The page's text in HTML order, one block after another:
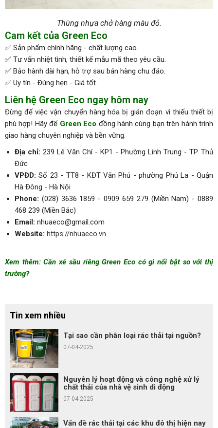
Thùng nhựa chở hàng màu đỏ.
Cam kết của Green Eco
✅ Sản phẩm chính hãng - chất lượng cao.
✅ Tư vấn nhiệt tình, thiết kế mẫu mã theo yêu cầu.
✅ Bảo hành dài hạn, hỗ trợ sau bán hàng chu đáo.
✅ Uy tín - Đúng hẹn - Giá tốt.
Liên hệ Green Eco ngay hôm nay
Đừng để việc vận chuyển hàng hóa bị gián đoạn vì thiếu thiết bị
phù hợp! Hãy để Green Eco đồng hành cùng bạn trên hành trình
giao hàng chuyên nghiệp và bền vững.
Địa chỉ: 239 Lê Văn Chí - KP1 - Phường Linh Trung - TP. Thủ
Đức
VPĐD: Số 23 - TT8 - KĐT Văn Phú - phường Phú La - Quận
Hà Đông - Hà Nội
Phone: (028) 3636 1859 - 0909 659 279 (Miền Nam) - 0889
468 239 (Miền Bắc)
Email: nhuaeco@gmail.com
Website: https://nhuaeco.vn
Xem thêm:Cần xé sầu riêng Green Eco có gì nổi bật so với thị
trường?
Tin xem nhiều
Tại sao cần phân loại rác thải tại nguồn?
07-04-2025
Nguyên lý hoạt động và công nghệ xử lý
chất thải của nhà vệ sinh di động
07-04-2025
Vấn đề rác thải tại các khu đô thị hiện nay